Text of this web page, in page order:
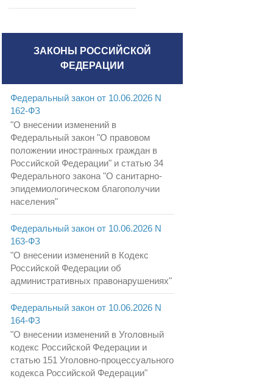
ЗАКОНЫ РОССИЙСКОЙ
ФЕДЕРАЦИИ
Федеральный закон от 10.06.2026 N
162-ФЗ
"О внесении изменений в
Федеральный закон "О правовом
положении иностранных граждан в
Российской Федерации" и статью 34
Федерального закона "О санитарно-
эпидемиологическом благополучии
населения"
Федеральный закон от 10.06.2026 N
163-ФЗ
"О внесении изменений в Кодекс
Российской Федерации об
административных правонарушениях"
Федеральный закон от 10.06.2026 N
164-ФЗ
"О внесении изменений в Уголовный
кодекс Российской Федерации и
статью 151 Уголовно-процессуального
кодекса Российской Федерации"